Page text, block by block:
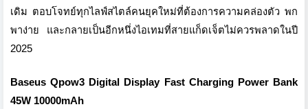
เดิม ตอบโจทย์ทุกไลฟ์สไตล์คนยุคใหม่ที่ต้องการความคล่องตัว พก
พาง่าย และกลายเป็นอีกหนึ่งไอเทมที่สายแก็ดเจ็ตไม่ควรพลาดในปี
2025
Baseus Qpow3 Digital Display Fast Charging Power Bank
45W 10000mAh